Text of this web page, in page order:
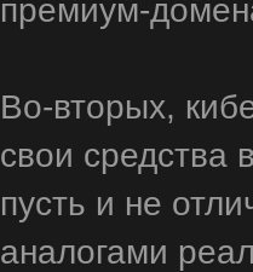
премиум-
Во-вторых,
свои средства
пусть и не
аналогами